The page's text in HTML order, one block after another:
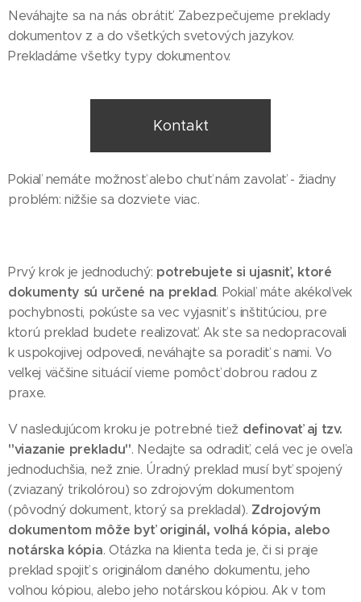
Neváhajte sa na nás obrátiť. Zabezpečujeme preklady
dokumentov z a do všetkých svetových jazykov.
Prekladáme všetky typy dokumentov.
Kontakt
Pokiaľ nemáte možnosť alebo chuť nám zavolať - žiadny
problém: nižšie sa dozviete viac.
Prvý krok je jednoduchý: potrebujete si ujasniť, ktoré
dokumenty sú určené na preklad. Pokiaľ máte akékoľvek
pochybnosti, pokúste sa vec vyjasniť s inštitúciou, pre
ktorú preklad budete realizovať. Ak ste sa nedopracovali
k uspokojivej odpovedi, neváhajte sa poradiť s nami. Vo
veľkej väčšine situácií vieme pomôcť dobrou radou z
praxe.
V nasledujúcom kroku je potrebné tiež definovať aj tzv.
"viazanie prekladu". Nedajte sa odradiť, celá vec je oveľa
jednoduchšia, než znie. Úradný preklad musí byť spojený
(zviazaný trikolórou) so zdrojovým dokumentom
(pôvodný dokument, ktorý sa prekladal). Zdrojovým
dokumentom môže byť originál, voľná kópia, alebo
notárska kópia. Otázka na klienta teda je, či si praje
preklad spojiť s originálom daného dokumentu, jeho
voľnou kópiou, alebo jeho notárskou kópiou. Ak v tom